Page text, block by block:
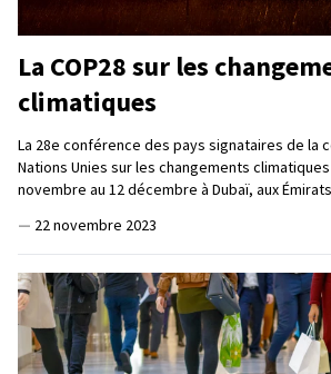
La COP28 sur les
climatiques
La 28e conférence des pays signataires de la
Nations Unies sur les changements
novembre au 12 décembre à Dubaï, aux
— 22 novembre 2023